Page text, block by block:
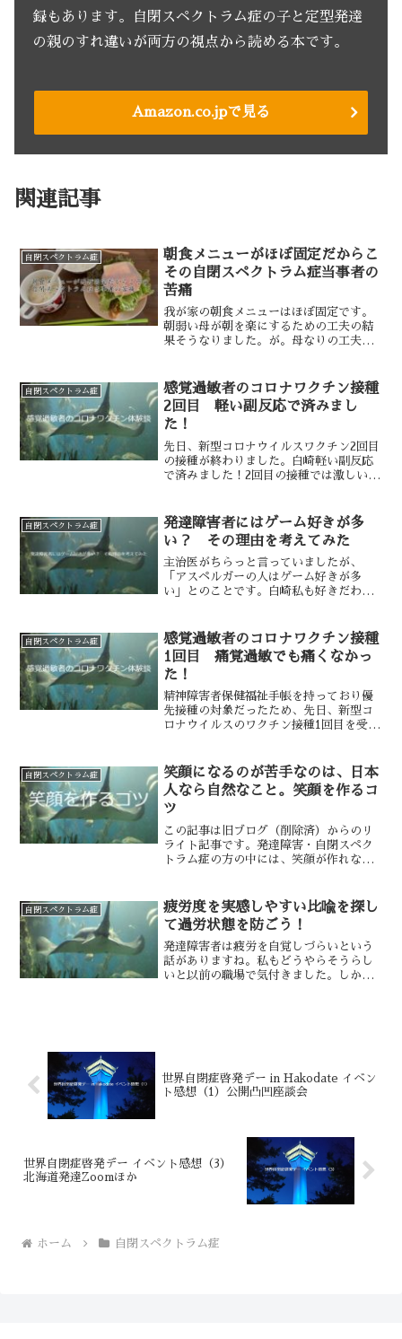
録もあります。自閉スペクトラム症の子と定型発達
の親のすれ違いが両方の視点から読める本です。
Amazon.co.jpで見る
関連記事
自閉スペクトラム症
朝食メニューがほぼ固定だからこ
その自閉スペクトラム症当事者の
苦痛
我が家の朝食メニューはほぼ固定です。
朝弱い母が朝を楽にするための工夫の結
果そうなりました。が。母なりの工夫が
ペクトラム症者のすれ違いの話を書きた
いと思います。我が家の朝...
自閉スペクトラム症
感覚過敏者のコロナワクチン接種
2回目 軽い副反応で済みまし
た！
先日、新型コロナウイルスワクチン2回目
の接種が終わりました。白崎軽い副反応
で済みました！2回目の接種では激しい副
ありませんでした。これで2回目まで接種
完了して一安心で...
自閉スペクトラム症
発達障害者にはゲーム好きが多
い？ その理由を考えてみた
主治医がちらっと言っていましたが、
「アスペルガーの人はゲーム好きが多
い」とのことです。白崎私も好きだわ。
者……というより自閉スペクトラム症者
がゲームに惹かれる理由は以前考...
自閉スペクトラム症
感覚過敏者のコロナワクチン接種
1回目 痛覚過敏でも痛くなかっ
た！
精神障害者保健福祉手帳を持っており優
先接種の対象だったため、先日、新型コ
ロナウイルスのワクチン接種1回目を受け
副反応でよく話題になる「腕の痛み」が
心配でたまりませんでし...
自閉スペクトラム症
笑顔になるのが苦手なのは、日本
人なら自然なこと。笑顔を作るコ
ツ
この記事は旧ブログ（削除済）からのリ
ライト記事です。発達障害・自閉スペク
トラム症の方の中には、笑顔が作れなく
顔がなくなってしまいます。頑張らない
と人前で笑顔でいることが...
自閉スペクトラム症
疲労度を実感しやすい比喩を探し
て過労状態を防ごう！
発達障害者は疲労を自覚しづらいという
話がありますね。私もどうやらそうらし
いと以前の職場で気付きました。しかも
世界自閉症啓発デー in Hakodate イベン
ト感想（1）公開凸凹座談会
世界自閉症啓発デー イベント感想（3）
北海道発達Zoomほか
ホーム 自閉スペクトラム症